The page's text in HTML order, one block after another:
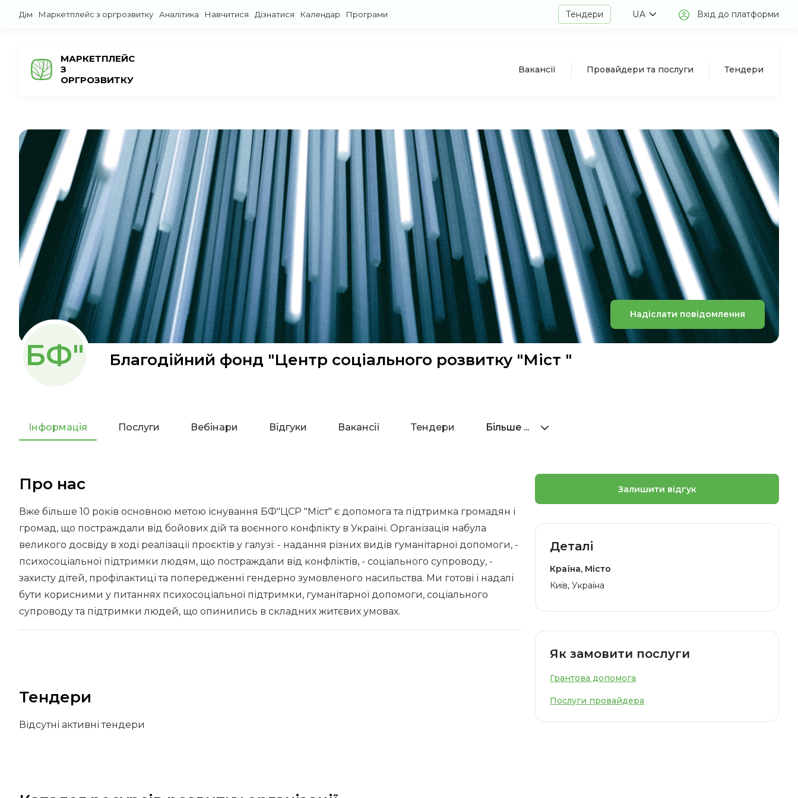
Дім Маркетплейс з оргрозвитку Аналітика Навчитися Дізнатися Календар Програми Тендери UA Вхід до платформи
МАРКЕТПЛЕЙС
З
ОРГРОЗВИТКУ
Вакансії Провайдери та послуги Тендери
Надіслати повідомлення
БФ" Благодійний фонд "Центр соціального розвитку "Міст "
Інформація Послуги Вебінари Відгуки Вакансії Тендери Більше ...
Про нас
Вже більше 10 років основною метою існування БФ"ЦСР "Міст" є допомога та підтримка громадян і
громад, що постраждали від бойових дій та воєнного конфлікту в Україні. Організація набула
великого досвіду в ході реалізації проєктів у галузі: - надання різних видів гуманітарної допомоги, -
психосоціальної підтримки людям, що постраждали від конфліктів, - соціального супроводу, -
захисту дітей, профілактиці та попередженні гендерно зумовленого насильства. Ми готові і надалі
бути корисними у питаннях психосоціальної підтримки, гуманітарної допомоги, соціального
супроводу та підтримки людей, що опинились в складних житєвих умовах.
Тендери
Відсутні активні тендери
Залишити відгук
Деталі
Країна, Місто
Київ, Україна
Як замовити послуги
Грантова допомога
Послуги провайдера